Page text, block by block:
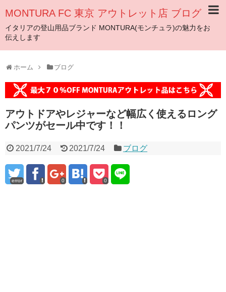
MONTURA FC 東京 アウトレット店 ブログ
イタリアの登山用品ブランド MONTURA(モンチュラ)の魅力をお
伝えします
ホーム ブログ
アウトドアやレジャーなど幅広く使えるロング
パンツがセール中です！！
2021/7/24 2021/7/24 ブログ
error 0 0